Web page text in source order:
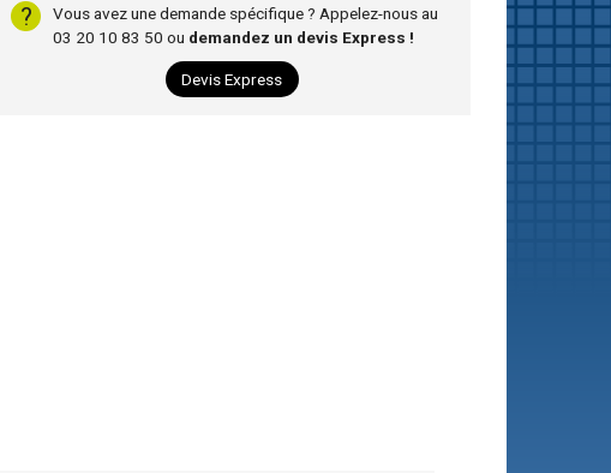
?
Vous avez une demande spécifique ? Appelez-nous au
03 20 10 83 50 ou demandez un devis Express !
Devis Express